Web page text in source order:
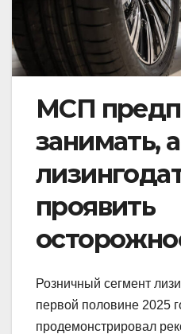
МСП
занимать, а
проявить
Розничный сегмент
первой половине 2025
продемонстрировал